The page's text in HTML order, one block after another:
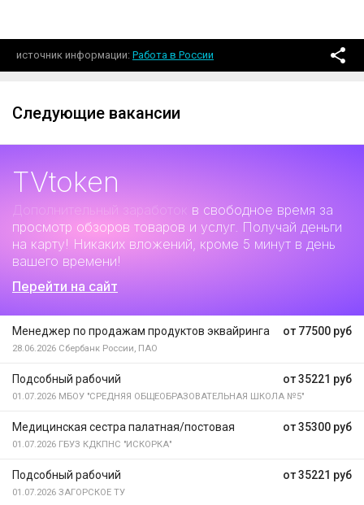
источник информации Работа в России
Следующие вакансии
TVtoken
Дополнительный заработок в свободное время за
просмотр обзоров товаров и услуг. Получай деньги
на карту! Никаких вложений, кроме 5 минут в день
вашего времени!
Перейти на сайт
от 77500 руб
Менеджер по продажам продуктов эквайринга
28.06.2026 Сбербанк России, ПАО
от 35221 руб
Подсобный рабочий
01.07.2026 МБОУ "СРЕДНЯЯ ОБЩЕОБРАЗОВАТЕЛЬНАЯ ШКОЛА №5"
от 35300 руб
Медицинская сестра палатная/постовая
01.07.2026 ГБУЗ КДКПНС "ИСКОРКА"
от 35221 руб
Подсобный рабочий
01.07.2026 ЗАГОРСКОЕ ТУ